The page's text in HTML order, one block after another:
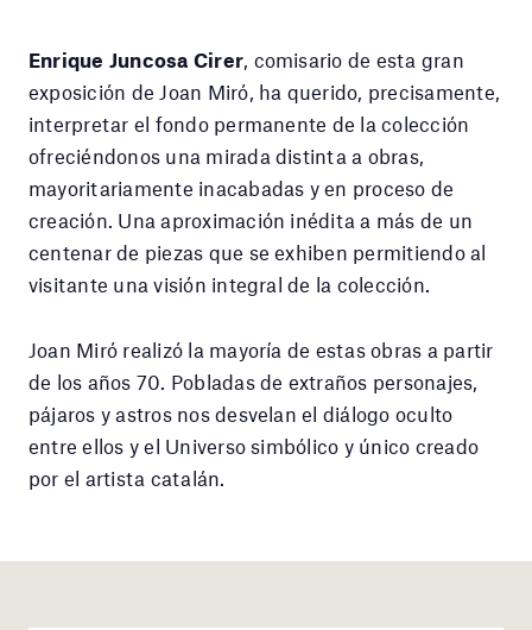
Enrique Juncosa Cirer , comisario de esta gran
exposición de Joan Miró, ha querido, precisamente,
interpretar el fondo permanente de la colección
ofreciéndonos una mirada distinta a obras,
mayoritariamente inacabadas y en proceso de
creación. Una aproximación inédita a más de un
centenar de piezas que se exhiben permitiendo al
visitante una visión integral de la colección.
Joan Miró realizó la mayoría de estas obras a partir
de los años 70. Pobladas de extraños personajes,
pájaros y astros nos desvelan el diálogo oculto
entre ellos y el Universo simbólico y único creado
por el artista catalán.